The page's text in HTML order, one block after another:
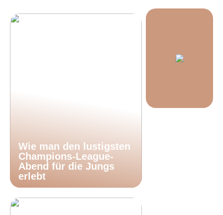
Wie man den lustigsten
Champions-League-
Abend für die Jungs
erlebt